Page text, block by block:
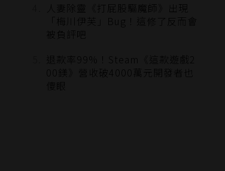
人妻除靈《打屁股驅魔師》出現
「梅川伊芙」Bug！這修了反而會
被負評吧
退款率99%！Steam《這款遊戲2
00鎂》營收破4000萬元開發者也
傻眼